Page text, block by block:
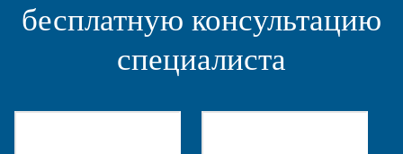
бесплатную консультацию
специалиста